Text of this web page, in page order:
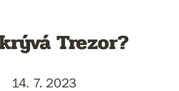
Trezor?
14. 7. 2023